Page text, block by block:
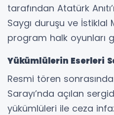
tarafından Atatürk
Saygı duruşu ve İstiklal
program halk oyunları
Yükümlülerin Eserleri
Resmi tören
Sarayı’nda açılan
yükümlüleri ile ceza